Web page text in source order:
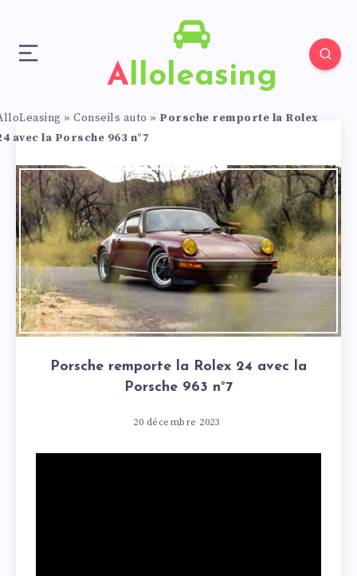
Alloleasing
» Conseils auto » Porsche remporte la Rolex
avec la Porsche 963 n°7
Porsche remporte la Rolex 24 avec la
Porsche 963 n°7
20 décembre 2023